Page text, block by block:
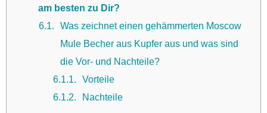
am besten zu Dir?
6.1
Was zeichnet einen gehämmerten Moscow
Mule Becher aus Kupfer aus und was sind
die Vor- und Nachteile?
6.1.1
Vorteile
6.1.2
Nachteile